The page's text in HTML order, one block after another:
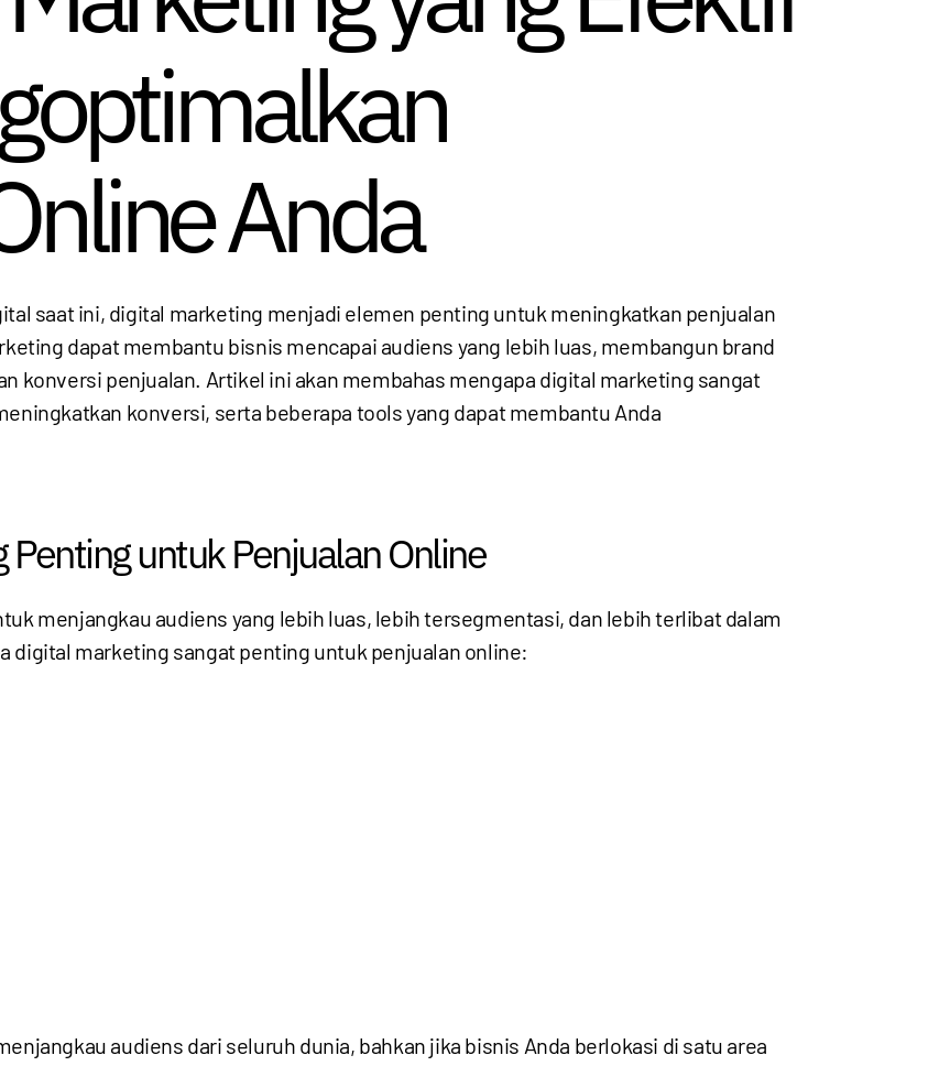
Anda
saat ini, digital marketing menjadi elemen penting untuk meningkatkan penjualan
dapat membantu bisnis mencapai audiens yang lebih luas, membangun brand
konversi penjualan. Artikel ini akan membahas mengapa digital marketing sangat
konversi, serta beberapa tools yang dapat membantu Anda
untuk Penjualan Online
menjangkau audiens yang lebih luas, lebih tersegmentasi, dan lebih terlibat dalam
digital marketing sangat penting untuk penjualan online:
audiens dari seluruh dunia, bahkan jika bisnis Anda berlokasi di satu area